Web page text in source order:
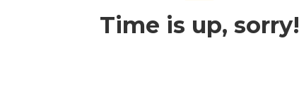
Time is up, sorry!